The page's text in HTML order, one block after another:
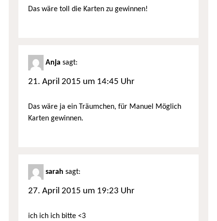
Das wäre toll die Karten zu gewinnen!
Anja sagt:
21. April 2015 um 14:45 Uhr
Das wäre ja ein Träumchen, für Manuel Möglich
Karten gewinnen.
sarah sagt:
27. April 2015 um 19:23 Uhr
ich ich ich bitte <3